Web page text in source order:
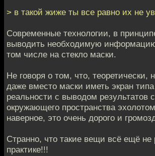
> в такой жиже ты все равно их не
Современные технологии, в
выводить необходимую
том числе на стекло маски.
Не говоря о том, что, теоретически,
даже вместо маски иметь экран
реальности с выводом результатов
окружающего пространства
наверное, это очень дорого и
Странно, что такие вещи всё ещё не
практике!!!